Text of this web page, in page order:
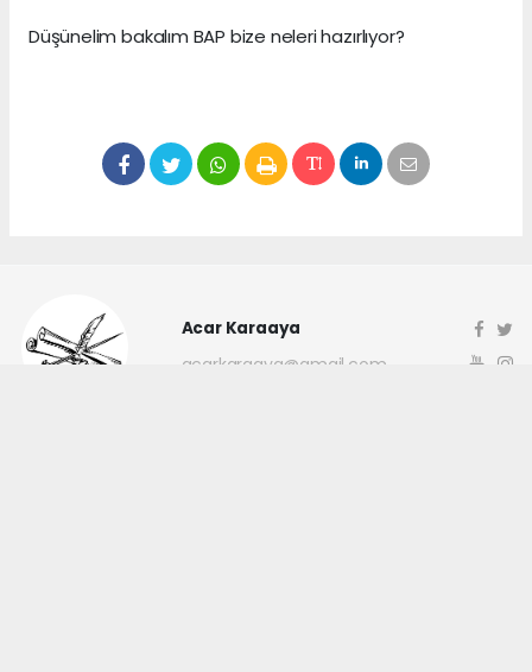
Düşünelim bakalım BAP bize neleri hazırlıyor?
Acar Karaaya
acarkaraaya@gmail.com